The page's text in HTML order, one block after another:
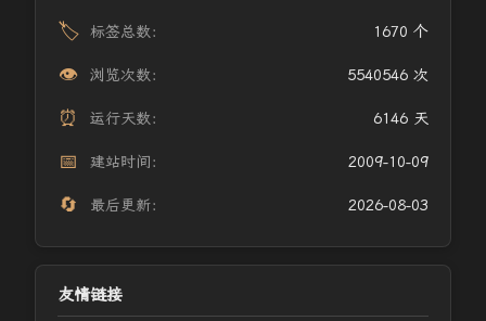
🏷️ 标签总数： 1670 个
👁️ 浏览次数： 5540546 次
⏰ 运行天数： 6146 天
📅 建站时间： 2009-10-09
🔄 最后更新： 2026-08-03
友情链接